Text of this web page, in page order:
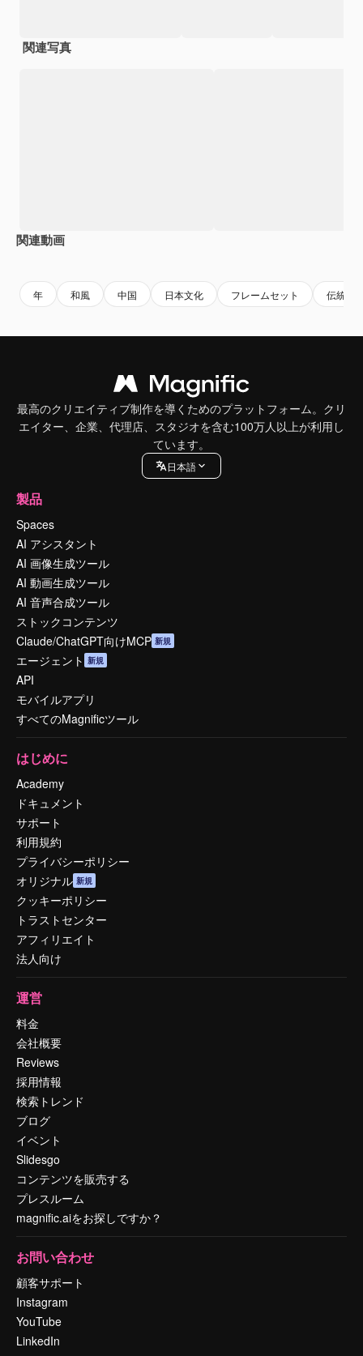
関連写真
関連動画
年 和風 中国 日本文化 フレームセット 伝統
最高のクリエイティブ制作を導くためのプラットフォーム。クリ
エイター、企業、代理店、スタジオを含む100万人以上が利用し
ています。
日本語
製品
Spaces
AI アシスタント
AI 画像生成ツール
AI 動画生成ツール
AI 音声合成ツール
ストックコンテンツ
Claude/ChatGPT向けMCP 新規
エージェント 新規
API
モバイルアプリ
すべてのMagnificツール
はじめに
Academy
ドキュメント
サポート
利用規約
プライバシーポリシー
オリジナル 新規
クッキーポリシー
トラストセンター
アフィリエイト
法人向け
運営
料金
会社概要
Reviews
採用情報
検索トレンド
ブログ
イベント
Slidesgo
コンテンツを販売する
プレスルーム
magnific.aiをお探しですか？
お問い合わせ
顧客サポート
Instagram
YouTube
LinkedIn